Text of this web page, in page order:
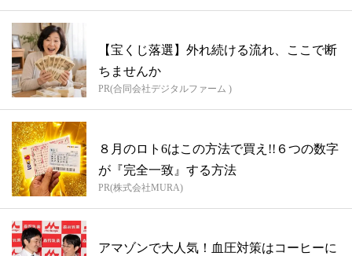
【宝くじ落選】外れ続ける流れ、ここで断
ちませんか
PR(合同会社デジタルファーム )
８月のロト6はこの方法で買え!!６つの数字
が『完全一致』する方法
PR(株式会社MURA)
アマゾンで大人気！血圧対策はコーヒーに